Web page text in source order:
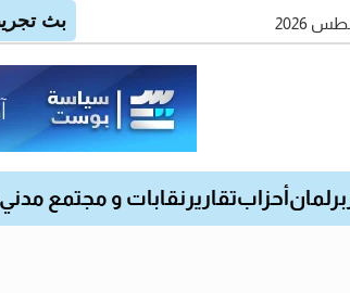
برلمان أحزابتقارير نقابات و مجتمع